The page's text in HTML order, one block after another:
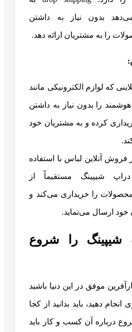
بدون نیاز به داشتن
را به مشتریان ارائه دهد.
که لوازم الکترونیکی مانند
را بدون نیاز به داشتن
کرده و به مشتریان خود
آنلاین لباس با استفاده
شیپینگ مستقیماً از
محصولات را خریداری می‌کند و
خود ارسال می‌نماید.
شیپینگ را شروع
موفق در این دنیا باشید
دهید، باید بدانید از کجا
درباره آن کسب و کار باید